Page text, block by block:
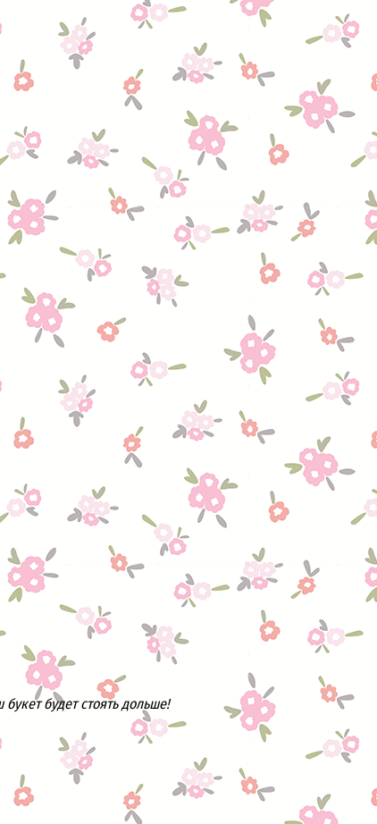
будет стоять дольше!